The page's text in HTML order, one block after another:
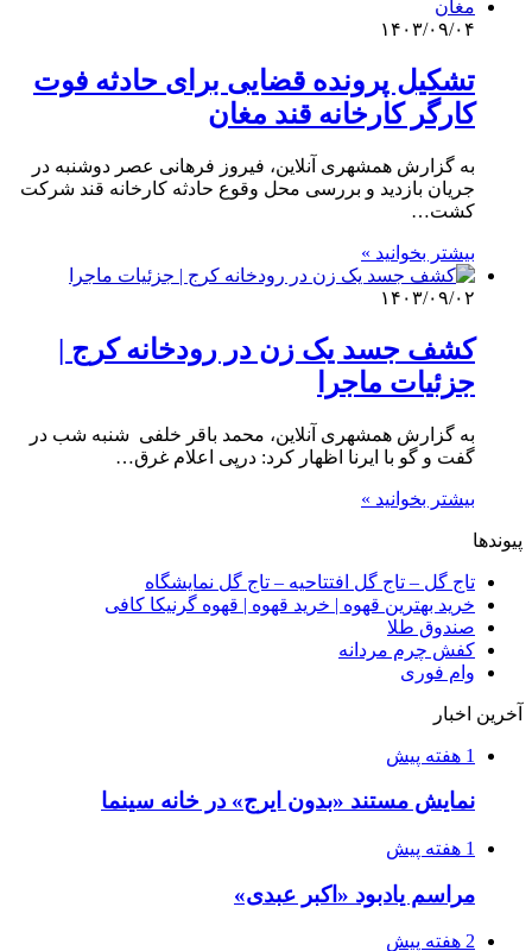
۱۴۰۳/۰۹/۰۴
تشکیل پرونده قضایی برای حادثه فوت
کارگر کارخانه قند مغان
به گزارش همشهری آنلاین، فیروز فرهانی عصر دوشنبه در
جریان بازدید و بررسی محل وقوع حادثه کارخانه قند شرکت
کشت…
بیشتر بخوانید »
۱۴۰۳/۰۹/۰۲
کشف جسد یک زن در رودخانه کرج |
جزئیات ماجرا
به گزارش همشهری آنلاین، محمد باقر خلفی شنبه شب در
گفت و گو با ایرنا اظهار کرد: درپی اعلام غرق…
بیشتر بخوانید »
پیوندها
تاج گل – تاج گل افتتاحیه – تاج گل نمایشگاه
خرید بهترین قهوه | خرید قهوه | قهوه گرنیکا کافی
صندوق طلا
کفش چرم مردانه
وام فوری
آخرین اخبار
1 هفته پیش
نمایش مستند «بدون ایرج» در خانه سینما
1 هفته پیش
مراسم یادبود «اکبر عبدی»
2 هفته پیش